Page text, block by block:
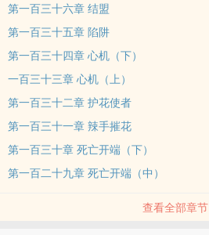
第一百三十六章 结盟
第一百三十五章 陷阱
第一百三十四章 心机（下）
一百三十三章 心机（上）
第一百三十二章 护花使者
第一百三十一章 辣手摧花
第一百三十章 死亡开端（下）
第一百二十九章 死亡开端（中）
查看全部章节